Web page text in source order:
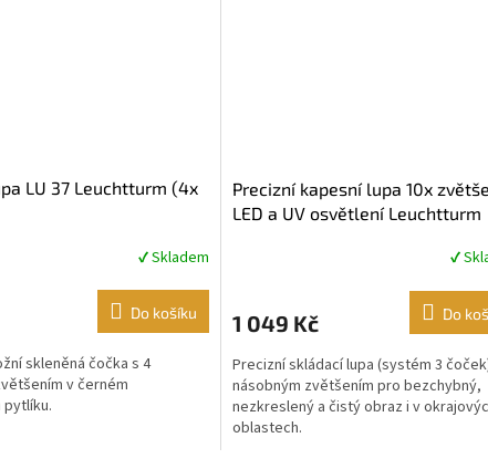
LU 37 Leuchtturm (4x
✔ Skladem
Do košíku
skleněná čočka s 4
v černém
Precizní kapesní lupa 10x
LED a UV osvětlení Leuchtturm
je
z
5
hvězdiček.
✔
1 049 Kč Do
Precizní skládací lupa (systém 3
násobným zvětšením pro bezchybný,
nezkreslený a čistý obraz i v
oblastech.